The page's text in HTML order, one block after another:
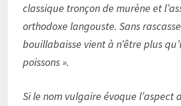
classique tronçon de murène et
orthodoxe langouste. Sans
bouillabaisse vient à n’être plus
poissons ».
Si le nom vulgaire évoque l’aspect